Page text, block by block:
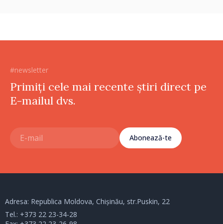
#newsletter
Primiți cele mai recente știri direct pe
E-mailul dvs.
Abonează-te
Adresa: Republica Moldova, Chișinău, str.Puskin, 22
Tel.: +373 22 23-34-28